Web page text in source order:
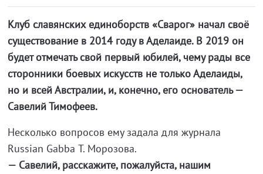
Клуб славянских единоборств «Сварог» начал своё
существование в 2014 году в Аделаиде. В 2019 он
будет отмечать свой первый юбилей, чему рады все
сторонники боевых искусств не только Аделаиды,
но и всей Австралии, и, конечно, его основатель —
Савелий Тимофеев.
Несколько вопросов ему задала для журнала
Russian Gabba Т. Морозова.
— Савелий, расскажите, пожалуйста, нашим